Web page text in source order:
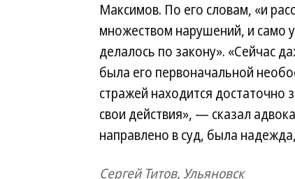
Максимов. По его словам, «и
множеством нарушений, и само
делалось по закону». «Сейчас
была его первоначальной
стражей находится
свои действия», — сказал
направлено в суд, была
Сергей Титов, Ульяновск